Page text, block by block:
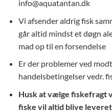
info@aquatantan.dk
Vi afsender aldrig fisk
går altid mindst et døgn
mad op til en forsendelse
Er der problemer ved
handelsbetingelser vedr.
Husk at vælge fiskefragt
fiske vil altid blive